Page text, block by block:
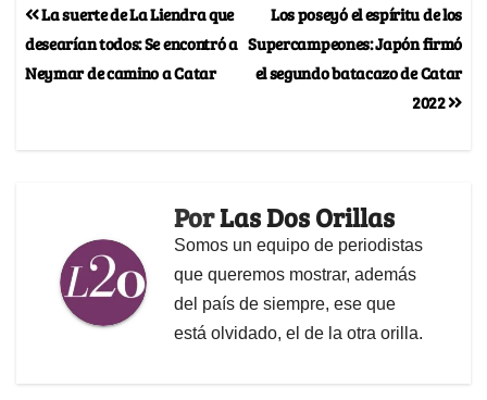
Los poseyó el espíritu de los
Supercampeones: Japón firmó
el segundo batacazo de Catar
2022
La suerte de La Liendra que
desearían todos: Se encontró a
Neymar de camino a Catar
PorLas Dos Orillas
Somos un equipo de periodistas
que queremos mostrar, además
del país de siempre, ese que
está olvidado, el de la otra orilla.